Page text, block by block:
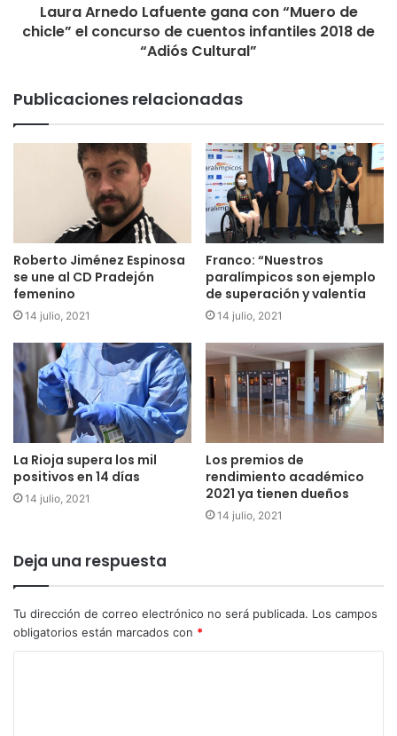
Laura Arnedo Lafuente gana con “Muero de
chicle” el concurso de cuentos infantiles 2018 de
“Adiós Cultural”
Publicaciones relacionadas
Roberto Jiménez Espinosa
se une al CD Pradejón
femenino
14 julio, 2021
Franco: “Nuestros
paralímpicos son ejemplo
de superación y valentía
14 julio, 2021
La Rioja supera los mil
positivos en 14 días
14 julio, 2021
Los premios de
rendimiento académico
2021 ya tienen dueños
14 julio, 2021
Deja una respuesta
Tu dirección de correo electrónico no será publicada. Los campos
obligatorios están marcados con *